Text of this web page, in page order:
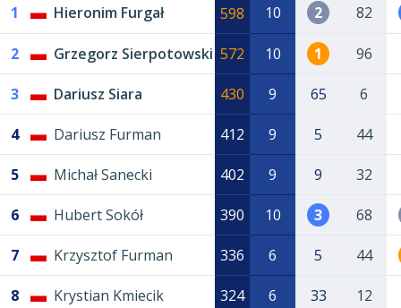
1 Hieronim Furgał 598 10 2 82
2 Grzegorz Sierpotowski 572 10 1 96
3 Dariusz Siara 430 9 65 6
4 Dariusz Furman 412 9 5 44
5 Michał Sanecki 402 9 9 32
6 Hubert Sokół 390 10 3 68
7 Krzysztof Furman 336 6 5 44
8 Krystian Kmiecik 324 6 33 12